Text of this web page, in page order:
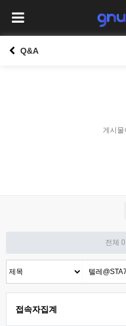
Q&A
게시물
전체 0
접속자집계